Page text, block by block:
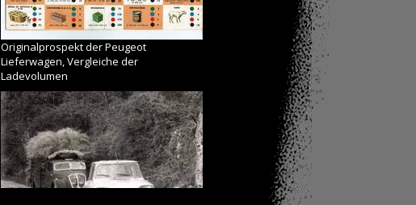
Originalprospekt der Peugeot
Lieferwagen, Vergleiche der
Ladevolumen